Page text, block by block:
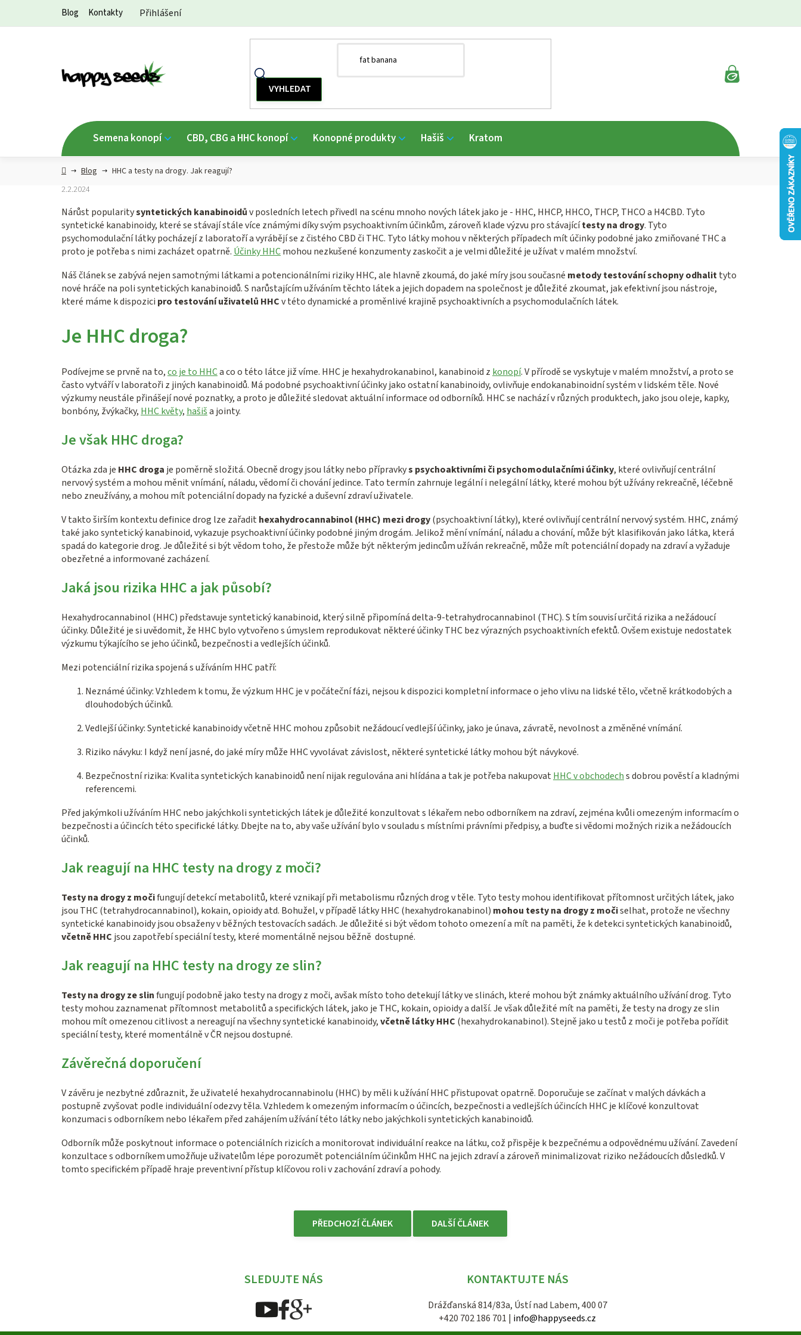
Blog Kontakty Přihlášení
NÁKUPNÍ
Semena konopí CBD, CBG a HHC konopí Konopné produkty Hašiš Kratom
HlavníBlog
HHC a testy na drogy. Jak reagují?
2.2.2024
Nárůst popularitysyntetických kanabinoidův posledních letech přivedl na scénu mnoho nových látek jako je - HHC, HHCP, HHCO, THCP, THCO a H4CBD. Tyto
syntetické kanabinoidy, které se stávají stále více známými díky svým psychoaktivním účinkům, zároveň klade výzvu pro stávajícítesty na drogy. Tyto
psychomodulační látky pocházejí z laboratoří a vyrábějí se z čistého CBD či THC. Tyto látky mohou v některých případech mít účinky podobné jako zmiňované THC a
proto je potřeba s nimi zacházet opatrně. Účinky HHCmohou nezkušené konzumenty zaskočit a je velmi důležité je užívat v malém množství.
Náš článek se zabývá nejen samotnými látkami a potencionálními riziky HHC, ale hlavně zkoumá, do jaké míry jsou současné metody testování schopny odhalittyto
nové hráče na poli syntetických kanabinoidů. S narůstajícím užíváním těchto látek a jejich dopadem na společnost je důležité zkoumat, jak efektivní jsou nástroje,
které máme k dispozici pro testování uživatelů HHCv této dynamické a proměnlivé krajině psychoaktivních a psychomodulačních látek.
Je HHC droga?
Podívejme se prvně na to,co je to HHCa co o této látce již víme. HHC je hexahydrokanabinol, kanabinoid z konopí. V přírodě se vyskytuje v malém množství, a proto se
často vytváří v laboratoři z jiných kanabinoidů. Má podobné psychoaktivní účinky jako ostatní kanabinoidy, ovlivňuje endokanabinoidní systém v lidském těle. Nové
výzkumy neustále přinášejí nové poznatky, a proto je důležité sledovat aktuální informace od odborníků. HHC se nachází v různých produktech, jako jsou oleje, kapky,
bonbóny, žvýkačky, HHC květy, hašiša jointy.
Je však HHC droga?
Otázka zda je HHC droga je poměrně složitá. Obecně drogy jsou látky nebo přípravkys psychoaktivními či psychomodulačními účinky, které ovlivňují centrální
nervový systém a mohou měnit vnímání, náladu, vědomí či chování jedince. Tato termín zahrnuje legální i nelegální látky, které mohou být užívány rekreačně, léčebně
nebo zneužívány, a mohou mít potenciální dopady na fyzické a duševní zdraví uživatele.
V takto širším kontextu definice drog lze zařadit hexahydrocannabinol (HHC) mezi drogy(psychoaktivní látky), které ovlivňují centrální nervový systém. HHC, známý
také jako syntetický kanabinoid, vykazuje psychoaktivní účinky podobné jiným drogám. Jelikož mění vnímání, náladu a chování, může být klasifikován jako látka, která
spadá do kategorie drog. Je důležité si být vědom toho, že přestože může být některým jedincům užíván rekreačně, může mít potenciální dopady na zdraví a vyžaduje
obezřetné a informované zacházení.
Jaká jsou rizika HHC a jak působí?
Hexahydrocannabinol (HHC) představuje syntetický kanabinoid, který silně připomíná delta-9-tetrahydrocannabinol (THC). S tím souvisí určitá rizika a nežádoucí
účinky. Důležité je si uvědomit, že HHC bylo vytvořeno s úmyslem reprodukovat některé účinky THC bez výrazných psychoaktivních efektů. Ovšem existuje nedostatek
výzkumu týkajícího se jeho účinků, bezpečnosti a vedlejších účinků.
Mezi potenciální rizika spojená s užíváním HHC patří:
Neznámé účinky: Vzhledem k tomu, že výzkum HHC je v počáteční fázi, nejsou k dispozici kompletní informace o jeho vlivu na lidské tělo, včetně krátkodobých a
dlouhodobých účinků.
Vedlejší účinky: Syntetické kanabinoidy včetně HHC mohou způsobit nežádoucí vedlejší účinky, jako je únava, závratě, nevolnost a změněné vnímání.
Riziko návyku: I když není jasné, do jaké míry může HHC vyvolávat závislost, některé syntetické látky mohou být návykové.
Bezpečnostní rizika: Kvalita syntetických kanabinoidů není nijak regulována ani hlídána a tak je potřeba nakupovat HHC v obchodechs dobrou pověstí a kladnými
referencemi.
Před jakýmkoli užíváním HHC nebo jakýchkoli syntetických látek je důležité konzultovat s lékařem nebo odborníkem na zdraví, zejména kvůli omezeným informacím o
bezpečnosti a účincích této specifické látky. Dbejte na to, aby vaše užívání bylo v souladu s místními právními předpisy, a buďte si vědomi možných rizik a nežádoucích
účinků.
Jak reagují na HHC testy na drogy z moči?
Testy na drogy z močifungují detekcí metabolitů, které vznikají při metabolismu různých drog v těle. Tyto testy mohou identifikovat přítomnost určitých látek, jako
jsou THC (tetrahydrocannabinol), kokain, opioidy atd. Bohužel, v případě látky HHC (hexahydrokanabinol) mohou testy na drogy z močiselhat, protože ne všechny
syntetické kanabinoidy jsou obsaženy v běžných testovacích sadách. Je důležité si být vědom tohoto omezení a mít na paměti, že k detekci syntetických kanabinoidů,
včetně HHC jsou zapotřebí speciální testy, které momentálně nejsou běžně dostupné.
Jak reagují na HHC testy na drogy ze slin?
Testy na drogy ze slinfungují podobně jako testy na drogy z moči, avšak místo toho detekují látky ve slinách, které mohou být známky aktuálního užívání drog. Tyto
testy mohou zaznamenat přítomnost metabolitů a specifických látek, jako je THC, kokain, opioidy a další. Je však důležité mít na paměti, že testy na drogy ze slin
mohou mít omezenou citlivost a nereagují na všechny syntetické kanabinoidy,včetně látky HHC (hexahydrokanabinol). Stejně jako u testů z moči je potřeba pořídit
speciální testy, které momentálně v ČR nejsou dostupné.
Závěrečná doporučení
V závěru je nezbytné zdůraznit, že uživatelé hexahydrocannabinolu (HHC) by měli k užívání HHC přistupovat opatrně. Doporučuje se začínat v malých dávkách a
postupně zvyšovat podle individuální odezvy těla. Vzhledem k omezeným informacím o účincích, bezpečnosti a vedlejších účincích HHC je klíčové konzultovat
konzumaci s odborníkem nebo lékařem před zahájením užívání této látky nebo jakýchkoli syntetických kanabinoidů.
Odborník může poskytnout informace o potenciálních rizicích a monitorovat individuální reakce na látku, což přispěje k bezpečnému a odpovědnému užívání. Zavedení
konzultace s odborníkem umožňuje uživatelům lépe porozumět potenciálním účinkům HHC na jejich zdraví a zároveň minimalizovat riziko nežádoucích důsledků. V
tomto specifickém případě hraje preventivní přístup klíčovou roli v zachování zdraví a pohody.
PŘEDCHOZÍ ČLÁNEK DALŠÍ ČLÁNEK
SLEDUJTE NÁS KONTAKTUJTE NÁS
Drážďanská 814/83a, Ústí nad Labem, 400 07
+420 702 186 701 | info@happyseeds.cz